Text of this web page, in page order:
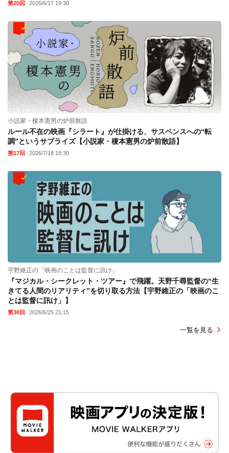
第20回 2026/6/17 19:30
小説家・榎本憲男の炉前散語
ルール不在の映画『シラート』が仕掛ける、サスペンスへの“転
調”というサプライズ【小説家・榎本憲男の炉前散語】
第17回 2026/7/18 18:30
宇野維正の「映画のことは監督に訊け」
『マジカル・シークレット・ツアー』で飛躍。天野千尋監督の“生
きてる人間のリアリティ”を切り取る方法【宇野維正の「映画のこ
とは監督に訊け」】
第30回 2026/6/25 21:15
一覧を見る